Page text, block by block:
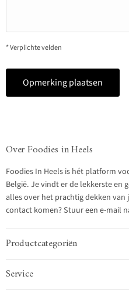
* Verplichte velden
Opmerking plaatsen
Over Foodies in Heels
Foodies In Heels is hét platform
België. Je vindt er de lekkerste en
alles over het prachtig dekken van
contact komen? Stuur een e-mail
Productcategoriën
Service